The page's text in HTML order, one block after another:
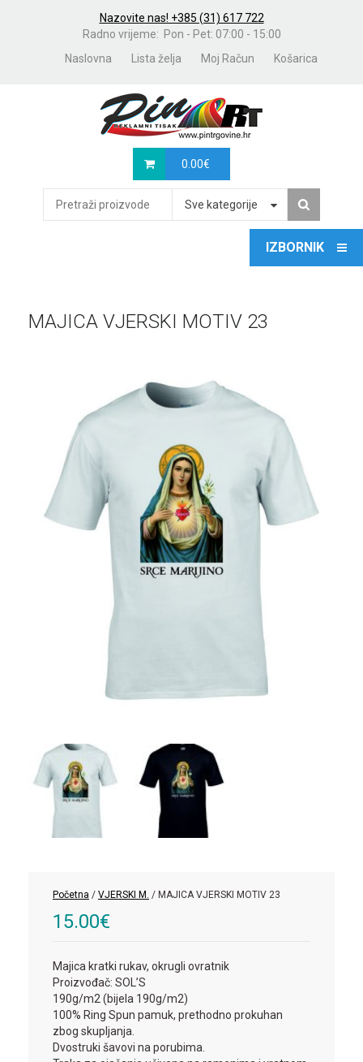
Nazovite nas! +385 (31) 617 722
Radno vrijeme: Pon - Pet: 07:00 - 15:00
Naslovna
Lista želja Moj Račun Košarica
0.00€
Sve kategorije
MAJICA VJERSKI MOTIV 23
Početna / VJERSKI M. / MAJICA VJERSKI MOTIV 23
15.00€
Majica kratki rukav, okrugli ovratnik
Proizvođač: SOL’S
190g/m2 (bijela 190g/m2)
100% Ring Spun pamuk, prethodno prokuhan
zbog skupljanja.
Dvostruki šavovi na porubima.